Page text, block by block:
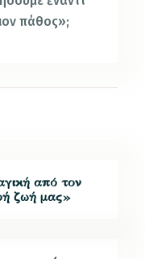
πάθος»;
από τον
ζωή μας»